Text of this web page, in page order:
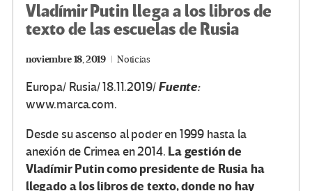
Vladímir Putin llega a los libros de
texto de las escuelas de Rusia
noviembre 18, 2019 Noticias
Europa/ Rusia/ 18.11.2019/Fuente:
www.marca.com.
Desde su ascenso al poder en 1999 hasta la
anexión de Crimea en 2014. La gestión de
Vladímir Putin como presidente de Rusia ha
llegado a los libros de texto, donde no hay